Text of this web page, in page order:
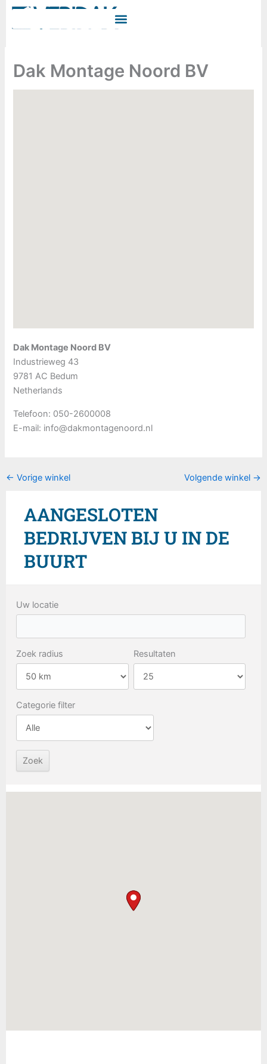
Dak Montage Noord BV
Dak Montage Noord BV
Industrieweg 43
9781 AC Bedum
Netherlands
Telefoon: 050-2600008
E-mail: info@dakmontagenoord.nl
← Vorige winkel Volgende winkel →
AANGESLOTEN
BEDRIJVEN BIJ U IN DE
BUURT
Uw locatie
Zoek radius Resultaten
Categorie filter